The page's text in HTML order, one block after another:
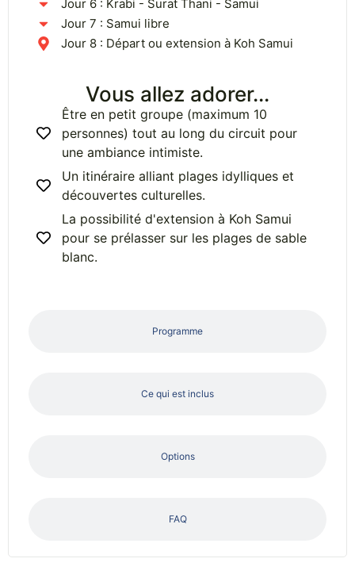
Programme
Ce qui est inclus
Options
FAQ
Jour 6 : Krabi - Surat Thani - Samui
Jour 7 : Samui libre
Jour 8 : Départ ou extension à Koh Samui
Vous allez adorer...
Être en petit groupe (maximum 10
personnes) tout au long du circuit pour
une ambiance intimiste.
Un itinéraire alliant plages idylliques et
découvertes culturelles.
La possibilité d'extension à Koh Samui
pour se prélasser sur les plages de sable
blanc.